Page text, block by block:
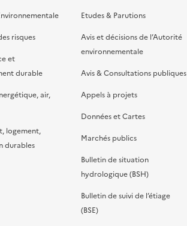
risques
et
durable
air,
logement,
durables
Etudes & Parutions
Avis et décisions de l’Autorité
environnementale
Avis & Consultations publiques
Appels à projets
Données et Cartes
Marchés publics
Bulletin de situation
hydrologique (BSH)
Bulletin de suivi de l’étiage
(BSE)